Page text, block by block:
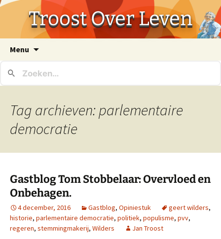
Troost Over Leven
Menu
inhoud
Tag archieven: parlementaire
democratie
Gastblog Tom Stobbelaar: Overvloed en
Onbehagen.
4 december, 2016 Gastblog, Opiniestuk geert wilders,
historie, parlementaire democratie, politiek, populisme, pvv,
regeren, stemmingmakerij, Wilders Jan Troost